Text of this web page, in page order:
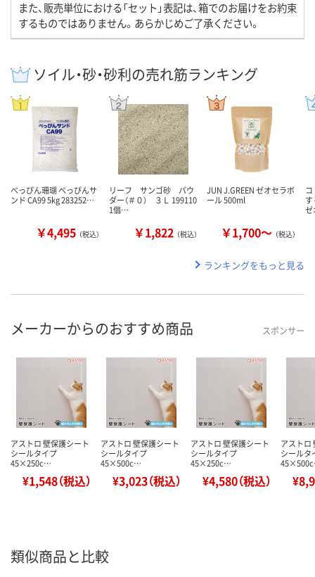
また、販売単位における「セット」表記は、箱でのお届けをお約束
するものではありません。あらかじめご了承ください。
ソイル・砂・砂利の売れ筋ランキング
べっぴん珊瑚 べっぴんサ
ンド CA99 5kg 283252…
￥4,495 （税込）
リーフ サンゴ砂 パウ
ダー（＃０） ３Ｌ 199110
1個…
￥1,822 （税込）
JUN J.GREEN ゼオセラボ
ール 500ml
￥1,700～ （税込）
す
ランキングをもっと見る
メーカーからのおすすめ商品 スポンサー
アストロ 壁保護シート
シールタイプ
45×250c…
¥1,548（税込）
アストロ 壁保護シート
シールタイプ
45×500c…
¥3,023（税込）
アストロ 壁保護シート
シールタイプ
45×250c…
¥4,580（税込）
アストロ
シールタ
類似商品と比較